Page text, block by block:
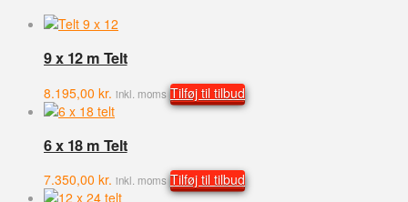
9 x 12 m Telt
8.195,00 kr. inkl. moms Tilføj til tilbud
6 x 18 m Telt
7.350,00 kr. inkl. moms Tilføj til tilbud